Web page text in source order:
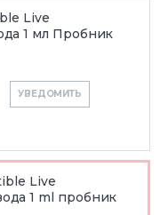
Live
1 мл Пробник
УВЕДОМИТЬ
Live
1 ml пробник